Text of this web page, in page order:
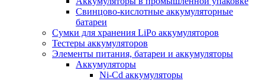
Свинцово-кислотные аккумуляторные
батареи
Сумки для хранения LiPo аккумуляторов
Тестеры аккумуляторов
Элементы питания, батареи и аккумуляторы
Аккумуляторы
Ni-Cd аккумуляторы